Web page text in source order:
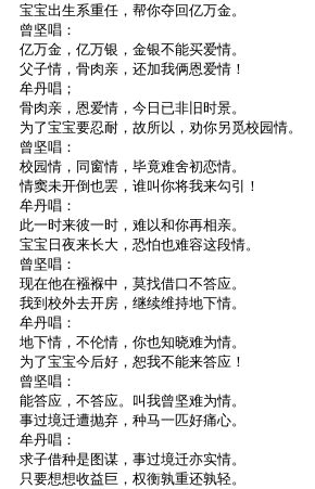
宝宝出生系重任，帮你夺回亿万金。
曾坚唱：
亿万金，亿万银，金银不能买爱情。
父子情，骨肉亲，还加我俩恩爱情！
牟丹唱；
骨肉亲，恩爱情，今日已非旧时景。
为了宝宝要忍耐，故所以，劝你另觅校园情。
曾坚唱：
校园情，同窗情，毕竟难舍初恋情。
情窦未开倒也罢，谁叫你将我来勾引！
牟丹唱：
此一时来彼一时，难以和你再相亲。
宝宝日夜来长大，恐怕也难容这段情。
曾坚唱：
现在他在襁褓中，莫找借口不答应。
我到校外去开房，继续维持地下情。
牟丹唱：
地下情，不伦情，你也知晓难为情。
为了宝宝今后好，恕我不能来答应！
曾坚唱：
能答应，不答应。叫我曾坚难为情。
事过境迁遭抛弃，种马一匹好痛心。
牟丹唱：
求子借种是图谋，事过境迁亦实情。
只要想想收益巨，权衡孰重还孰轻。